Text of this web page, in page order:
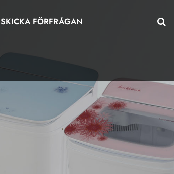
SKICKA FÖRFRÅGAN